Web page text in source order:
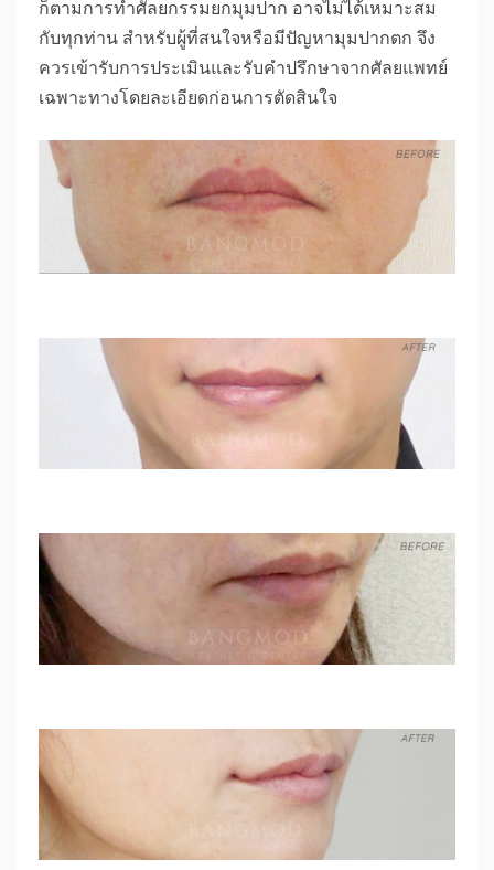
ก็ตามการทำศัลยกรรมยกมุมปาก อาจไม่ได้เหมาะสม
กับทุกท่าน สำหรับผู้ที่สนใจหรือมีปัญหามุมปากตก จึง
ควรเข้ารับการประเมินและรับคำปรึกษาจากศัลยแพทย์
เฉพาะทางโดยละเอียดก่อนการตัดสินใจ